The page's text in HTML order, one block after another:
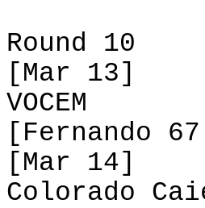
Round 10
[Mar 13]
[Fernando
[Mar 14]
Colorado